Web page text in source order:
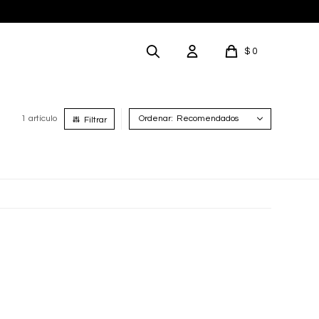
$ 0
1 artículo Recomendados